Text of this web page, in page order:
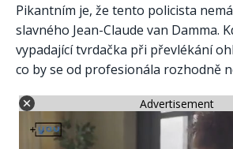
Pikantním je, že tento policista
slavného Jean-Claude van Damma.
vypadající tvrdačka při převlékání
co by se od profesionála rozhodně
Advertisement